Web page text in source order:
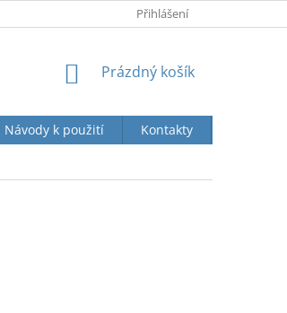
Přihlášení
NÁKUPNÍ
Prázdný košík
Návody k použití Kontakty